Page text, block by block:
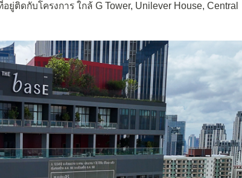
ติดกับโครงการ ใกล้ G Tower, Unilever House, Central